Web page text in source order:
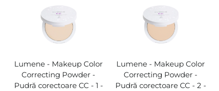
Lumene - Makeup Color
Correcting Powder -
Pudră corectoare CC - 1 -
Lumene - Makeup Color
Correcting Powder -
Pudră corectoare CC - 2 -